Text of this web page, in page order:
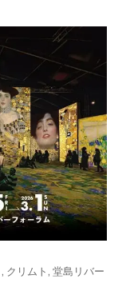
, クリムト ,堂島リバー